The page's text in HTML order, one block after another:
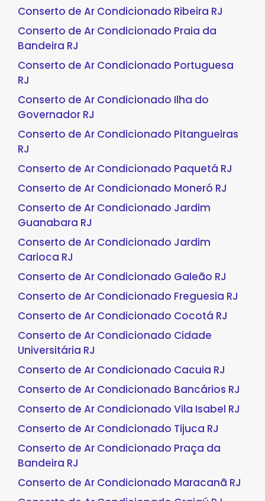
Conserto de Ar Condicionado Ribeira RJ
Conserto de Ar Condicionado Praia da
Bandeira RJ
Conserto de Ar Condicionado Portuguesa
RJ
Conserto de Ar Condicionado Ilha do
Governador RJ
Conserto de Ar Condicionado Pitangueiras
RJ
Conserto de Ar Condicionado Paquetá RJ
Conserto de Ar Condicionado Moneró RJ
Conserto de Ar Condicionado Jardim
Guanabara RJ
Conserto de Ar Condicionado Jardim
Carioca RJ
Conserto de Ar Condicionado Galeão RJ
Conserto de Ar Condicionado Freguesia RJ
Conserto de Ar Condicionado Cocotá RJ
Conserto de Ar Condicionado Cidade
Universitária RJ
Conserto de Ar Condicionado Cacuia RJ
Conserto de Ar Condicionado Bancários RJ
Conserto de Ar Condicionado Vila Isabel RJ
Conserto de Ar Condicionado Tijuca RJ
Conserto de Ar Condicionado Praça da
Bandeira RJ
Conserto de Ar Condicionado Maracanã RJ